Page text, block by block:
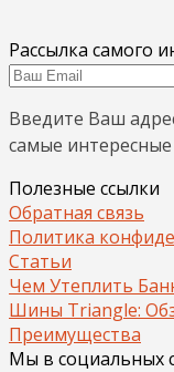
Рассылка самого
Введите Ваш
самые
Полезные ссылки
Обратная связь
Политика
Статьи
Чем Утеплить
Шины Triangle:
Преимущества
Мы в социальных